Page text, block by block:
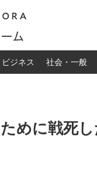
ビジネス 社会・一般
めに戦死